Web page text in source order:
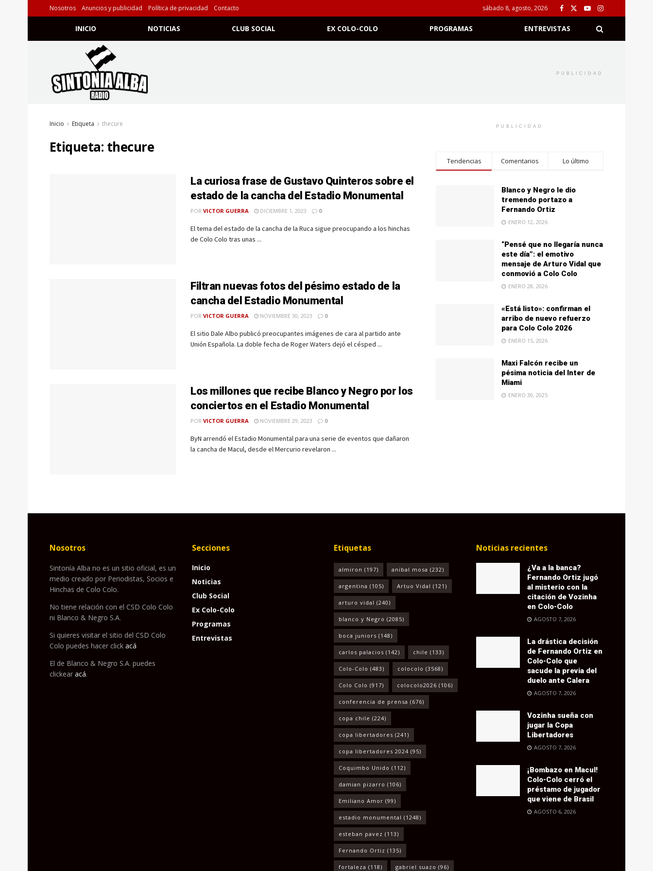
Nosotros Anuncios y publicidad Política de privacidad Contacto sábado 8, agosto, 2026
INICIO NOTICIAS CLUB SOCIAL EX COLO-COLO PROGRAMAS ENTREVISTAS
PUBLICIDAD
Inicio Etiqueta thecure
Etiqueta: thecure
La curiosa frase de Gustavo Quinteros sobre el
estado de la cancha del Estadio Monumental
POR VICTOR GUERRA DICIEMBRE 1, 2023 0
El tema del estado de la cancha de la Ruca sigue preocupando a los hinchas
de Colo Colo tras unas ...
Filtran nuevas fotos del pésimo estado de la
cancha del Estadio Monumental
POR VICTOR GUERRA NOVIEMBRE 30, 2023 0
El sitio Dale Albo publicó preocupantes imágenes de cara al partido ante
Unión Española. La doble fecha de Roger Waters dejó el césped ...
Los millones que recibe Blanco y Negro por los
conciertos en el Estadio Monumental
POR VICTOR GUERRA NOVIEMBRE 29, 2023 0
ByN arrendó el Estadio Monumental para una serie de eventos que dañaron
la cancha de Macul, desde el Mercurio revelaron ...
PUBLICIDAD
Tendencias Comentarios Lo último
Blanco y Negro le dio
tremendo portazo a
Fernando Ortiz
ENERO 12, 2026
“Pensé que no llegaría nunca
este día”: el emotivo
mensaje de Arturo Vidal que
conmovió a Colo Colo
ENERO 28, 2026
«Está listo»: confirman el
arribo de nuevo refuerzo
para Colo Colo 2026
ENERO 15, 2026
Maxi Falcón recibe un
pésima noticia del Inter de
Miami
ENERO 30, 2025
Nosotros
Sintonía Alba no es un sitio oficial, es un
medio creado por Periodistas, Socios e
Hinchas de Colo Colo.
No tiene relación con el CSD Colo Colo
ni Blanco & Negro S.A.
Si quieres visitar el sitio del CSD Colo
Colo puedes hacer click acá
El de Blanco & Negro S.A. puedes
clickear acá.
Secciones
Inicio
Noticias
Club Social
Ex Colo-Colo
Programas
Entrevistas
Etiquetas
almiron (197) anibal mosa (232)
argentina (105) Artuo Vidal (121)
arturo vidal (240)
blanco y Negro (2085)
boca juniors (148)
carlos palacios (142) chile (133)
Colo-Colo (483) colocolo (3568)
Colo Colo (917) colocolo2026 (106)
conferencia de prensa (676)
copa chile (224)
copa libertadores (241)
copa libertadores 2024 (95)
Coquimbo Unido (112)
damian pizarro (106)
Emiliano Amor (99)
estadio monumental (1248)
esteban pavez (113)
Fernando Ortiz (135)
fortaleza (118) gabriel suazo (96)
Noticias recientes
¿Va a la banca?
Fernando Ortiz jugó
al misterio con la
citación de Vozinha
en Colo-Colo
AGOSTO 7, 2026
La drástica decisión
de Fernando Ortiz en
Colo-Colo que
sacude la previa del
duelo ante Calera
AGOSTO 7, 2026
Vozinha sueña con
jugar la Copa
Libertadores
AGOSTO 7, 2026
¡Bombazo en Macul!
Colo-Colo cerró el
préstamo de jugador
que viene de Brasil
AGOSTO 6, 2026